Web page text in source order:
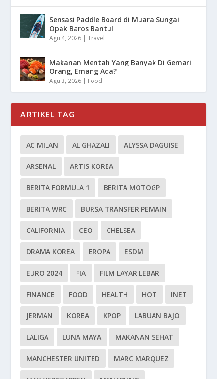
Sensasi Paddle Board di Muara Sungai
Opak Baros Bantul
Agu 4, 2026 |Travel
Makanan Mentah Yang Banyak Di Gemari
Orang, Emang Ada?
Agu 3, 2026 | Food
ARTIKEL TAG
AC MILAN AL GHAZALI ALYSSA DAGUISE
ARSENAL ARTIS KOREA
BERITA FORMULA 1 BERITA MOTOGP
BERITA WRC BURSA TRANSFER PEMAIN
CALIFORNIA CEO CHELSEA
DRAMA KOREA EROPA ESDM
EURO 2024 FIA FILM LAYAR LEBAR
FINANCE FOOD HEALTH HOT INET
JERMAN KOREA KPOP LABUAN BAJO
LALIGA LUNA MAYA MAKANAN SEHAT
MANCHESTER UNITED MARC MARQUEZ